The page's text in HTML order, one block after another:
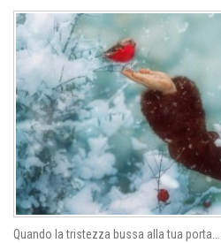
Quando la tristezza bussa alla tua